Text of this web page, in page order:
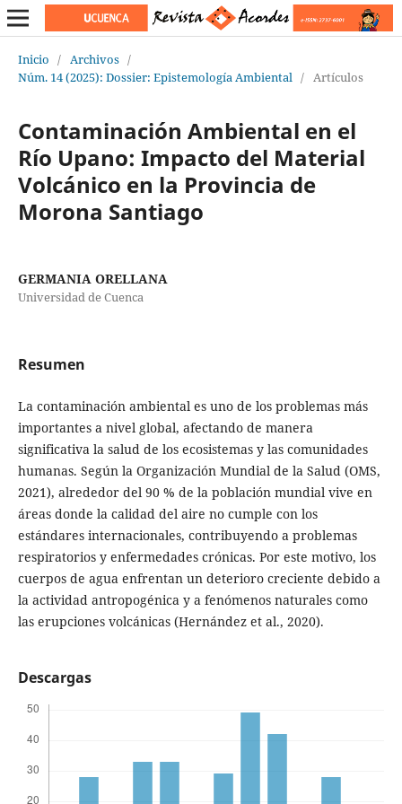
Inicio / Archivos /
Núm. 14 (2025): Dossier: Epistemología Ambiental / Artículos
Contaminación Ambiental en el
Río Upano: Impacto del Material
Volcánico en la Provincia de
Morona Santiago
GERMANIA ORELLANA
Universidad de Cuenca
Resumen
La contaminación ambiental es uno de los problemas más
importantes a nivel global, afectando de manera
significativa la salud de los ecosistemas y las comunidades
humanas. Según la Organización Mundial de la Salud (OMS,
2021), alrededor del 90 % de la población mundial vive en
áreas donde la calidad del aire no cumple con los
estándares internacionales, contribuyendo a problemas
respiratorios y enfermedades crónicas. Por este motivo, los
cuerpos de agua enfrentan un deterioro creciente debido a
la actividad antropogénica y a fenómenos naturales como
las erupciones volcánicas (Hernández et al., 2020).
Descargas